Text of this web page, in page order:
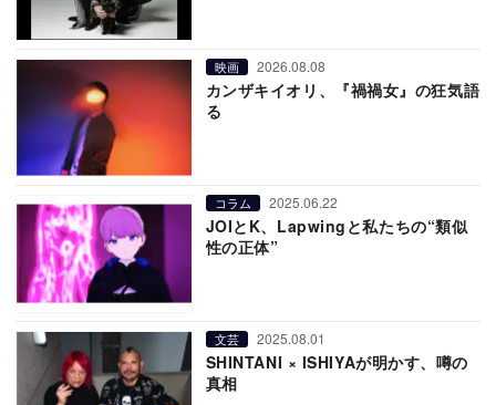
映画 2026.08.08
カンザキイオリ、『禍禍女』の狂気語
る
コラム 2025.06.22
JOIとK、Lapwingと私たちの“類似
性の正体”
文芸 2025.08.01
SHINTANI × ISHIYAが明かす、噂の
真相